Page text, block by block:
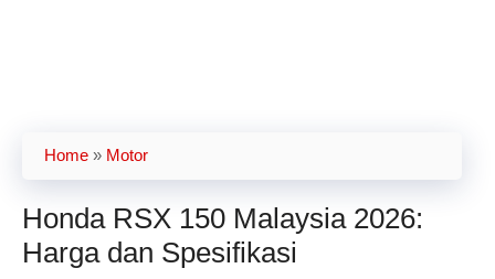
Home » Motor
Honda RSX 150 Malaysia 2026:
Harga dan Spesifikasi